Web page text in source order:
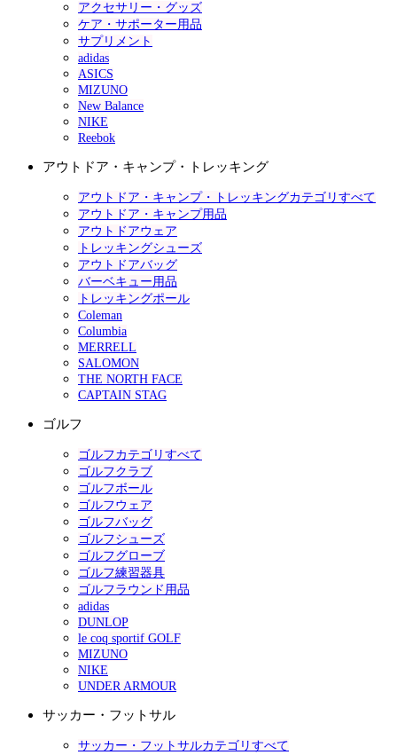
アクセサリー・グッズ
ケア・サポーター用品
サプリメント
adidas
ASICS
MIZUNO
New Balance
NIKE
Reebok
アウトドア・キャンプ・トレッキング
アウトドア・キャンプ・トレッキングカテゴリすべて
アウトドア・キャンプ用品
アウトドアウェア
トレッキングシューズ
アウトドアバッグ
バーベキュー用品
トレッキングポール
Coleman
Columbia
MERRELL
SALOMON
THE NORTH FACE
CAPTAIN STAG
ゴルフ
ゴルフカテゴリすべて
ゴルフクラブ
ゴルフボール
ゴルフウェア
ゴルフバッグ
ゴルフシューズ
ゴルフグローブ
ゴルフ練習器具
ゴルフラウンド用品
adidas
DUNLOP
le coq sportif GOLF
MIZUNO
NIKE
UNDER ARMOUR
サッカー・フットサル
サッカー・フットサルカテゴリすべて